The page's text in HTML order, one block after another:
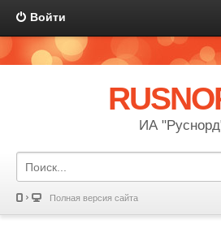
Войти
ИА
Полная версия сайта